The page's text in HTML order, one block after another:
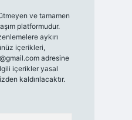
ve tamamen
platformudur.
aykırı
içerikleri,
adresine
içerikler yasal
kaldırılacaktır.